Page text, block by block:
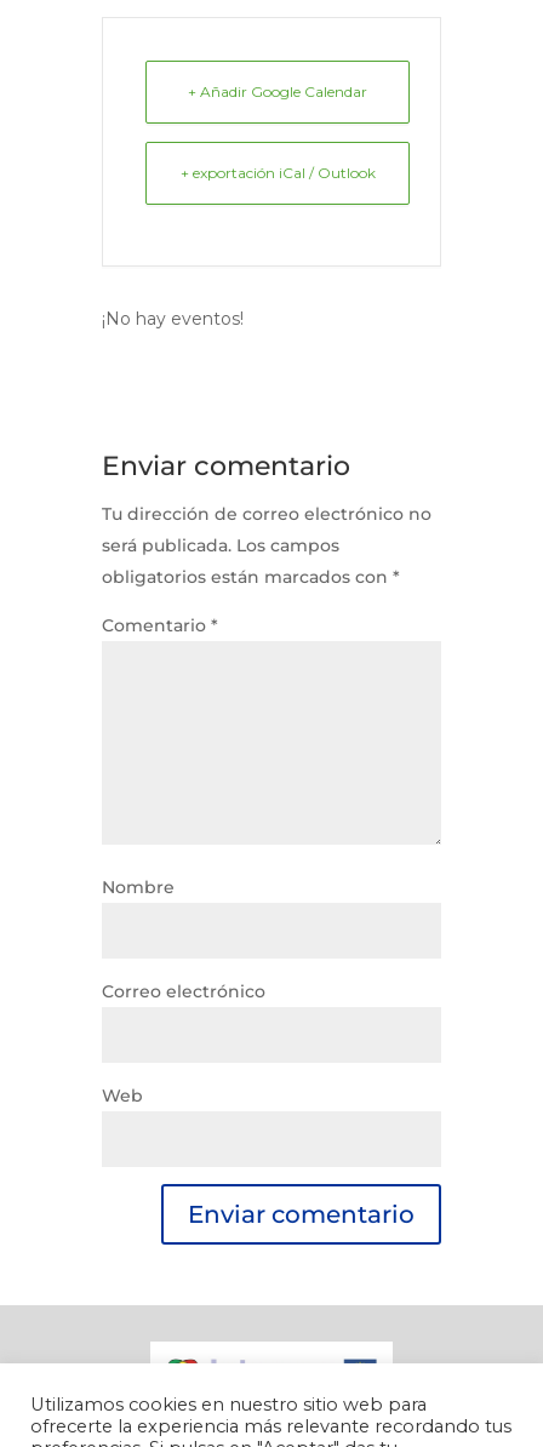
+ Añadir Google Calendar
+ exportación iCal / Outlook
¡No hay eventos!
Enviar comentario
Tu dirección de correo electrónico no
será publicada. Los campos
obligatorios están marcados con *
Comentario *
Nombre
Correo electrónico
Web
Utilizamos cookies en nuestro sitio web para
ofrecerte la experiencia más relevante recordando tus